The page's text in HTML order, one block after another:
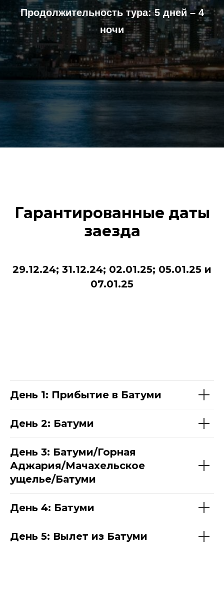
Продолжительность тура: 5 дней – 4
ночи
Гарантированные даты
заезда
29.12.24; 31.12.24; 02.01.25; 05.01.25 и
07.01.25
День 1: Прибытие в Батуми
День 2: Батуми
День 3: Батуми/Горная
Аджария/Мачахельское
ущелье/Батуми
День 4: Батуми
День 5: Вылет из Батуми